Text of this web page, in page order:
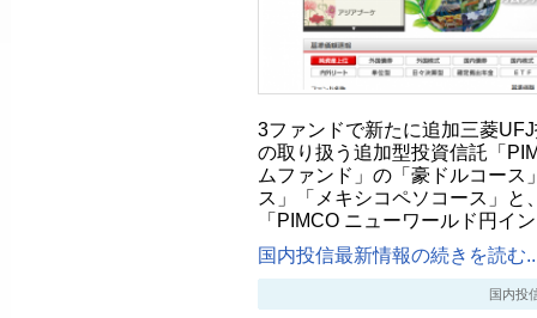
3ファンドで新たに追加三菱
の取り扱う追加型投資信託「
ムファンド」の「豪ドルコース
ス」「メキシコペソコース」と
「PIMCO ニューワールド円イ
国内投信最新情報の続きを読む
国内投